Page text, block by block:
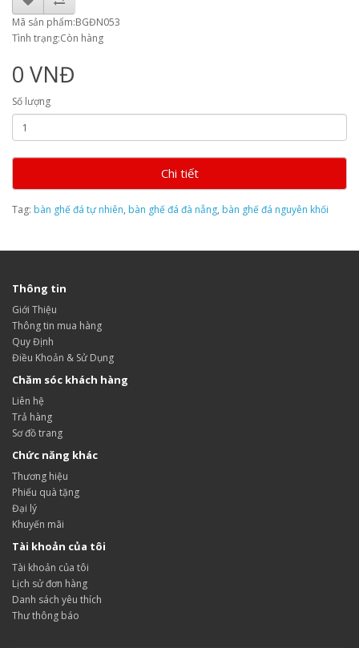
Mã sản phẩm:BGĐN053
Tình trạng:Còn hàng
0 VNĐ
Số lượng
Chi tiết
Tag: bàn ghế đá tự nhiên, bàn ghế đá đà nẵng, bàn ghế đá nguyên khối
Thông tin
Giới Thiệu
Thông tin mua hàng
Quy Định
Điều Khoản & Sử Dụng
Chăm sóc khách hàng
Liên hệ
Trả hàng
Sơ đồ trang
Chức năng khác
Thương hiệu
Phiếu quà tặng
Đại lý
Khuyến mãi
Tài khoản của tôi
Tài khoản của tôi
Lịch sử đơn hàng
Danh sách yêu thích
Thư thông báo